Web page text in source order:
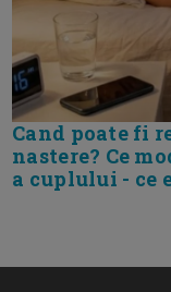
Cand poate fi
nastere? Ce
a cuplului - ce